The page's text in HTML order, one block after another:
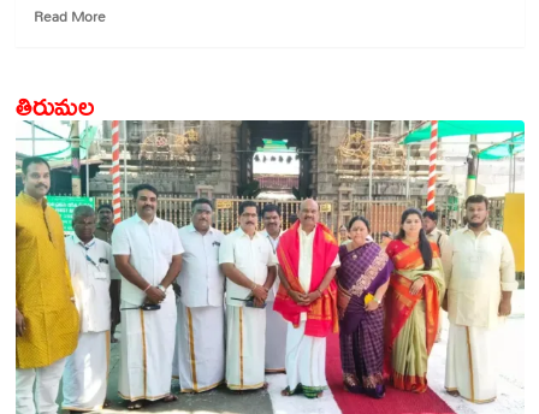
Read MoreRead
విధానాలు
:
భారతీయుల
ప్రభావం
తిరుమల